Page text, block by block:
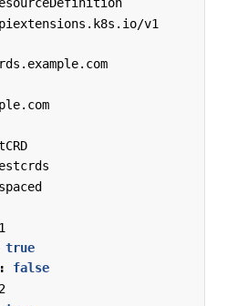
v1
true
:
false